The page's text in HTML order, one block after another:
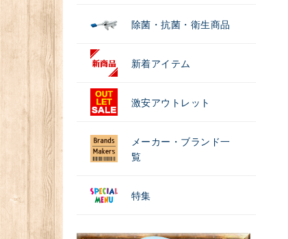
除菌・抗菌・衛生商品
新着アイテム
激安アウトレット
メーカー・ブランド一
覧
特集